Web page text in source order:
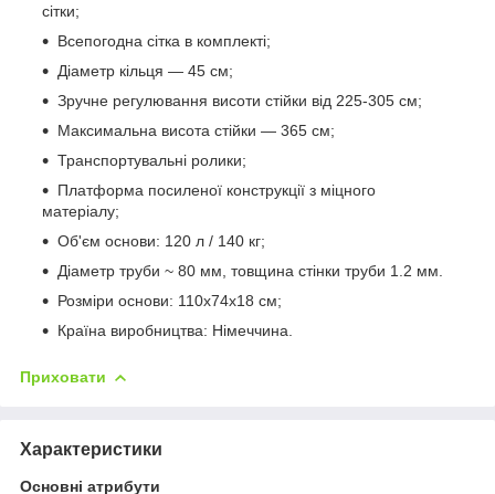
сітки;
Всепогодна сітка в комплекті;
Діаметр кільця — 45 см;
Зручне регулювання висоти стійки від 225-305 см;
Максимальна висота стійки — 365 см;
Транспортувальні ролики;
Платформа посиленої конструкції з міцного
матеріалу;
Об'єм основи: 120 л / 140 кг;
Діаметр труби ~ 80 мм, товщина стінки труби 1.2 мм.
Розміри основи: 110x74x18 см;
Країна виробництва: Німеччина.
Приховати
Характеристики
Основні атрибути